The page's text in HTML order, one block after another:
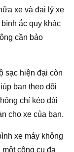
xe và đại lý xe
ắc quy khác
cần bảo
sạc hiện đại còn
bạn theo dõi
chỉ kéo dài
cho xe của bạn.
xe máy không
công cụ đa